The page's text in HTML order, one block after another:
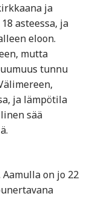
ja
asteessa, ja
eloon.
mutta
tunnu
ja lämpötila
sää
on jo 22